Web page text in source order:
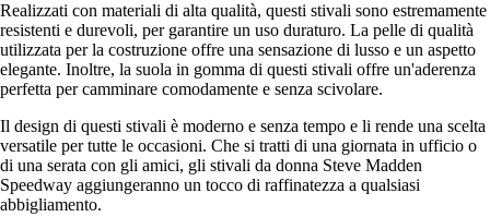
Realizzati con materiali di alta qualità, questi stivali sono estremamente
resistenti e durevoli, per garantire un uso duraturo. La pelle di qualità
utilizzata per la costruzione offre una sensazione di lusso e un aspetto
elegante. Inoltre, la suola in gomma di questi stivali offre un'aderenza
perfetta per camminare comodamente e senza scivolare.
Il design di questi stivali è moderno e senza tempo e li rende una scelta
versatile per tutte le occasioni. Che si tratti di una giornata in ufficio o
di una serata con gli amici, gli stivali da donna Steve Madden
Speedway aggiungeranno un tocco di raffinatezza a qualsiasi
abbigliamento.